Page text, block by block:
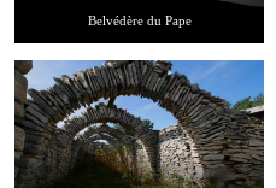
Belvédère du Pape